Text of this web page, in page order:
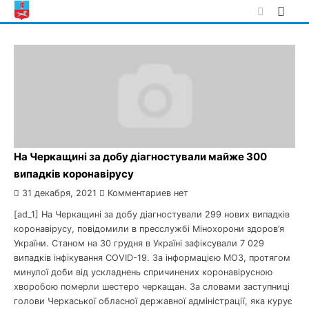
Skip
to
На Черкащині за добу діагностували майже 300
випадків коронавірусу
31 декабря, 2021 Комментариев нет
[ad_1] На Черкащині за добу діагностували 299 нових випадків
коронавірусу, повідомили в пресслужбі Мінохорони здоров’я
України. Станом на 30 грудня в Україні зафіксували 7 029
випадків інфікування COVID-19. За інформацією МОЗ, протягом
минулої доби від ускладнень спричинених коронавірусною
хворобою померли шестеро черкащан. За словами заступниці
голови Черкаської обласної державної адміністрації, яка курує